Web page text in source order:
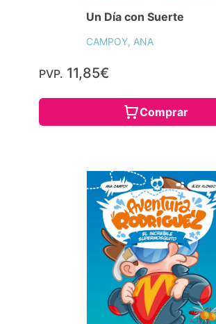
Un Día con Suerte
CAMPOY, ANA
PVP. 11,85€
Comprar